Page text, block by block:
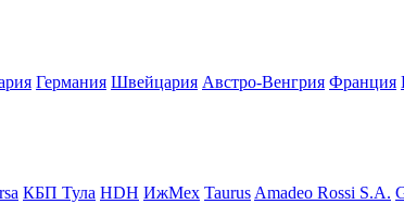
Германия Швейцария Австро-Венгрия Франция
КБП Тула HDH ИжМех TaurusAmadeo Rossi S.A.